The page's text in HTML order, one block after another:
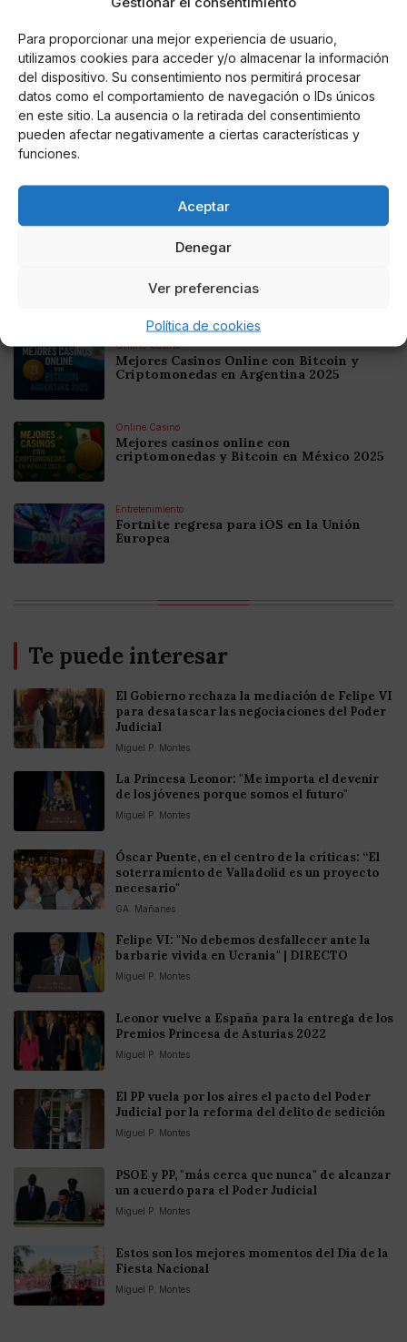
Para proporcionar una mejor experiencia de usuario,
utilizamos cookies para acceder y/o almacenar la información
del dispositivo. Su consentimiento nos permitirá procesar
datos como el comportamiento de navegación o IDs únicos
en este sitio. La ausencia o la retirada del consentimiento
pueden afectar negativamente a ciertas características y
funciones.
Aceptar
Denegar
Ver preferencias
Política de cookies
medioambiental, la formación y, desde enero próximo,
AUTOR
JB
Noticias relacionadas
Colombia 2025: Bitcoin Casinos
Online Casino
Mejores Casinos Online con Bitcoin y
Criptomonedas en Argentina 2025
Online Casino
Mejores casinos online con
criptomonedas y Bitcoin en México 2025
Entretenimiento
Fortnite regresa para iOS en la Unión
Europea
Te puede interesar
El Gobierno rechaza la mediación de Felipe VI
para desatascar las negociaciones del Poder
Judicial
Miguel P. Montes
La Princesa Leonor: "Me importa el devenir
de los jóvenes porque somos el futuro"
Miguel P. Montes
Óscar Puente, en el centro de la críticas: “El
soterramiento de Valladolid es un proyecto
necesario"
GA. Mañanes
Felipe VI: "No debemos desfallecer ante la
barbarie vivida en Ucrania" | DIRECTO
Miguel P. Montes
Leonor vuelve a España para la entrega de los
Premios Princesa de Asturias 2022
Miguel P. Montes
El PP vuela por los aires el pacto del Poder
Judicial por la reforma del delito de sedición
Miguel P. Montes
PSOE y PP, "más cerca que nunca" de alcanzar
un acuerdo para el Poder Judicial
Miguel P. Montes
Estos son los mejores momentos del Día de la
Fiesta Nacional
Miguel P. Montes